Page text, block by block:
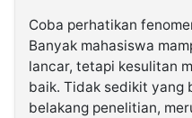
Coba perhatikan
Banyak mahasiswa
lancar, tetapi kesulitan
baik. Tidak sedikit yang
belakang penelitian,